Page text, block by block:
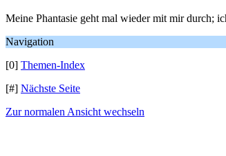
Meine Phantasie geht mal wieder mit mir durch;
Navigation
[0] Themen-Index
[#] Nächste Seite
Zur normalen Ansicht wechseln